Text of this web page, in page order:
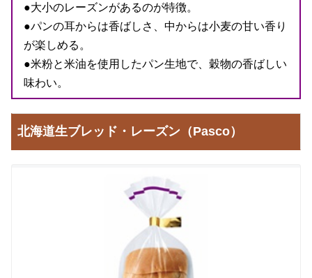
●大小のレーズンがあるのが特徴。
●パンの耳からは香ばしさ、中からは小麦の甘い香り
が楽しめる。
●米粉と米油を使用したパン生地で、穀物の香ばしい
味わい。
北海道生ブレッド・レーズン（Pasco）